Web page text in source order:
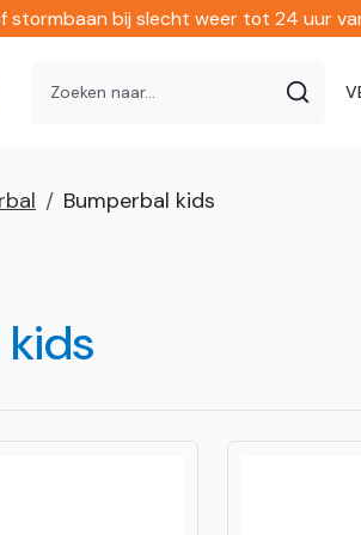
stormbaan bij slecht weer tot 24 uur
Bumperbal kids